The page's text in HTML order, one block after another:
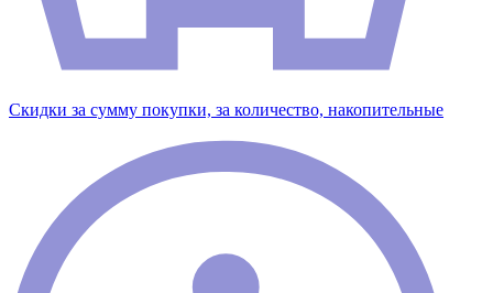
Скидки за сумму покупки, за количество, накопительные